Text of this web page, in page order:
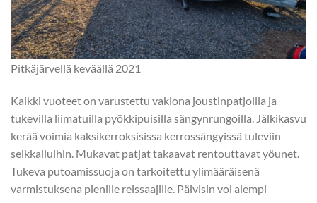
Pitkäjärvellä keväällä 2021
Kaikki vuoteet on varustettu vakiona joustinpatjoilla ja
tukevilla liimatuilla pyökkipuisilla sängynrungoilla. Jälkikasvu
kerää voimia kaksikerroksisissa kerrossängyissä tuleviin
seikkailuihin. Mukavat patjat takaavat rentouttavat yöunet.
Tukeva putoamissuoja on tarkoitettu ylimääräisenä
varmistuksena pienille reissaajille. Päivisin voi alempi